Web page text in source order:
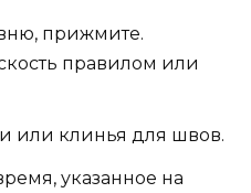
прижмите.
правилом или
или клинья для швов.
указанное на